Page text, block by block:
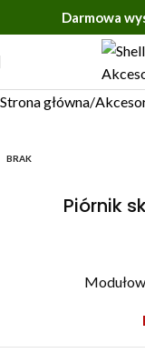
Darmowa
Strona główna
BRAK
Piórnik